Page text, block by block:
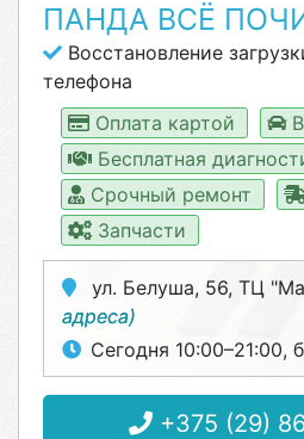
ПАНДА ВСЁ
Восстановление
телефона
Оплата картой
Бесплатная
Срочный ремонт
Запчасти
ул. Белуша, 56, ТЦ
адреса)
Сегодня 10:00–21:00,
+375 (29)